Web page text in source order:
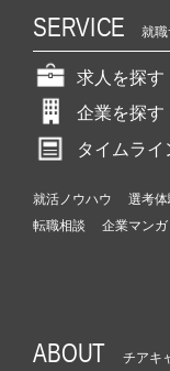
SERVICE 就職
求人を探す
企業を探す
タイムライ
就活ノウハウ 選考体
転職相談
企業マンガ
ABOUT チアキ